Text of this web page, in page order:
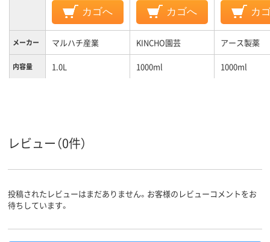
カゴへ カゴへ カ
メーカー マルハチ産業 KINCHO園芸 アース製薬
内容量 1.0L 1000ml 1000ml
レビュー（0件）
投稿されたレビューはまだありません。お客様のレビューコメントをお
待ちしています。